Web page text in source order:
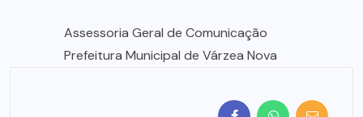
Assessoria Geral de Comunicação
Prefeitura Municipal de Várzea Nova